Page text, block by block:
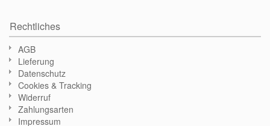
Rechtliches
AGB
Lieferung
Datenschutz
Cookies & Tracking
Widerruf
Zahlungsarten
Impressum